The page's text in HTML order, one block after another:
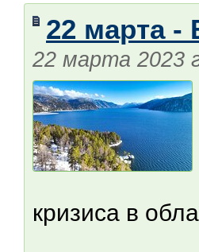
22 марта
22 марта 2023
кризиса в